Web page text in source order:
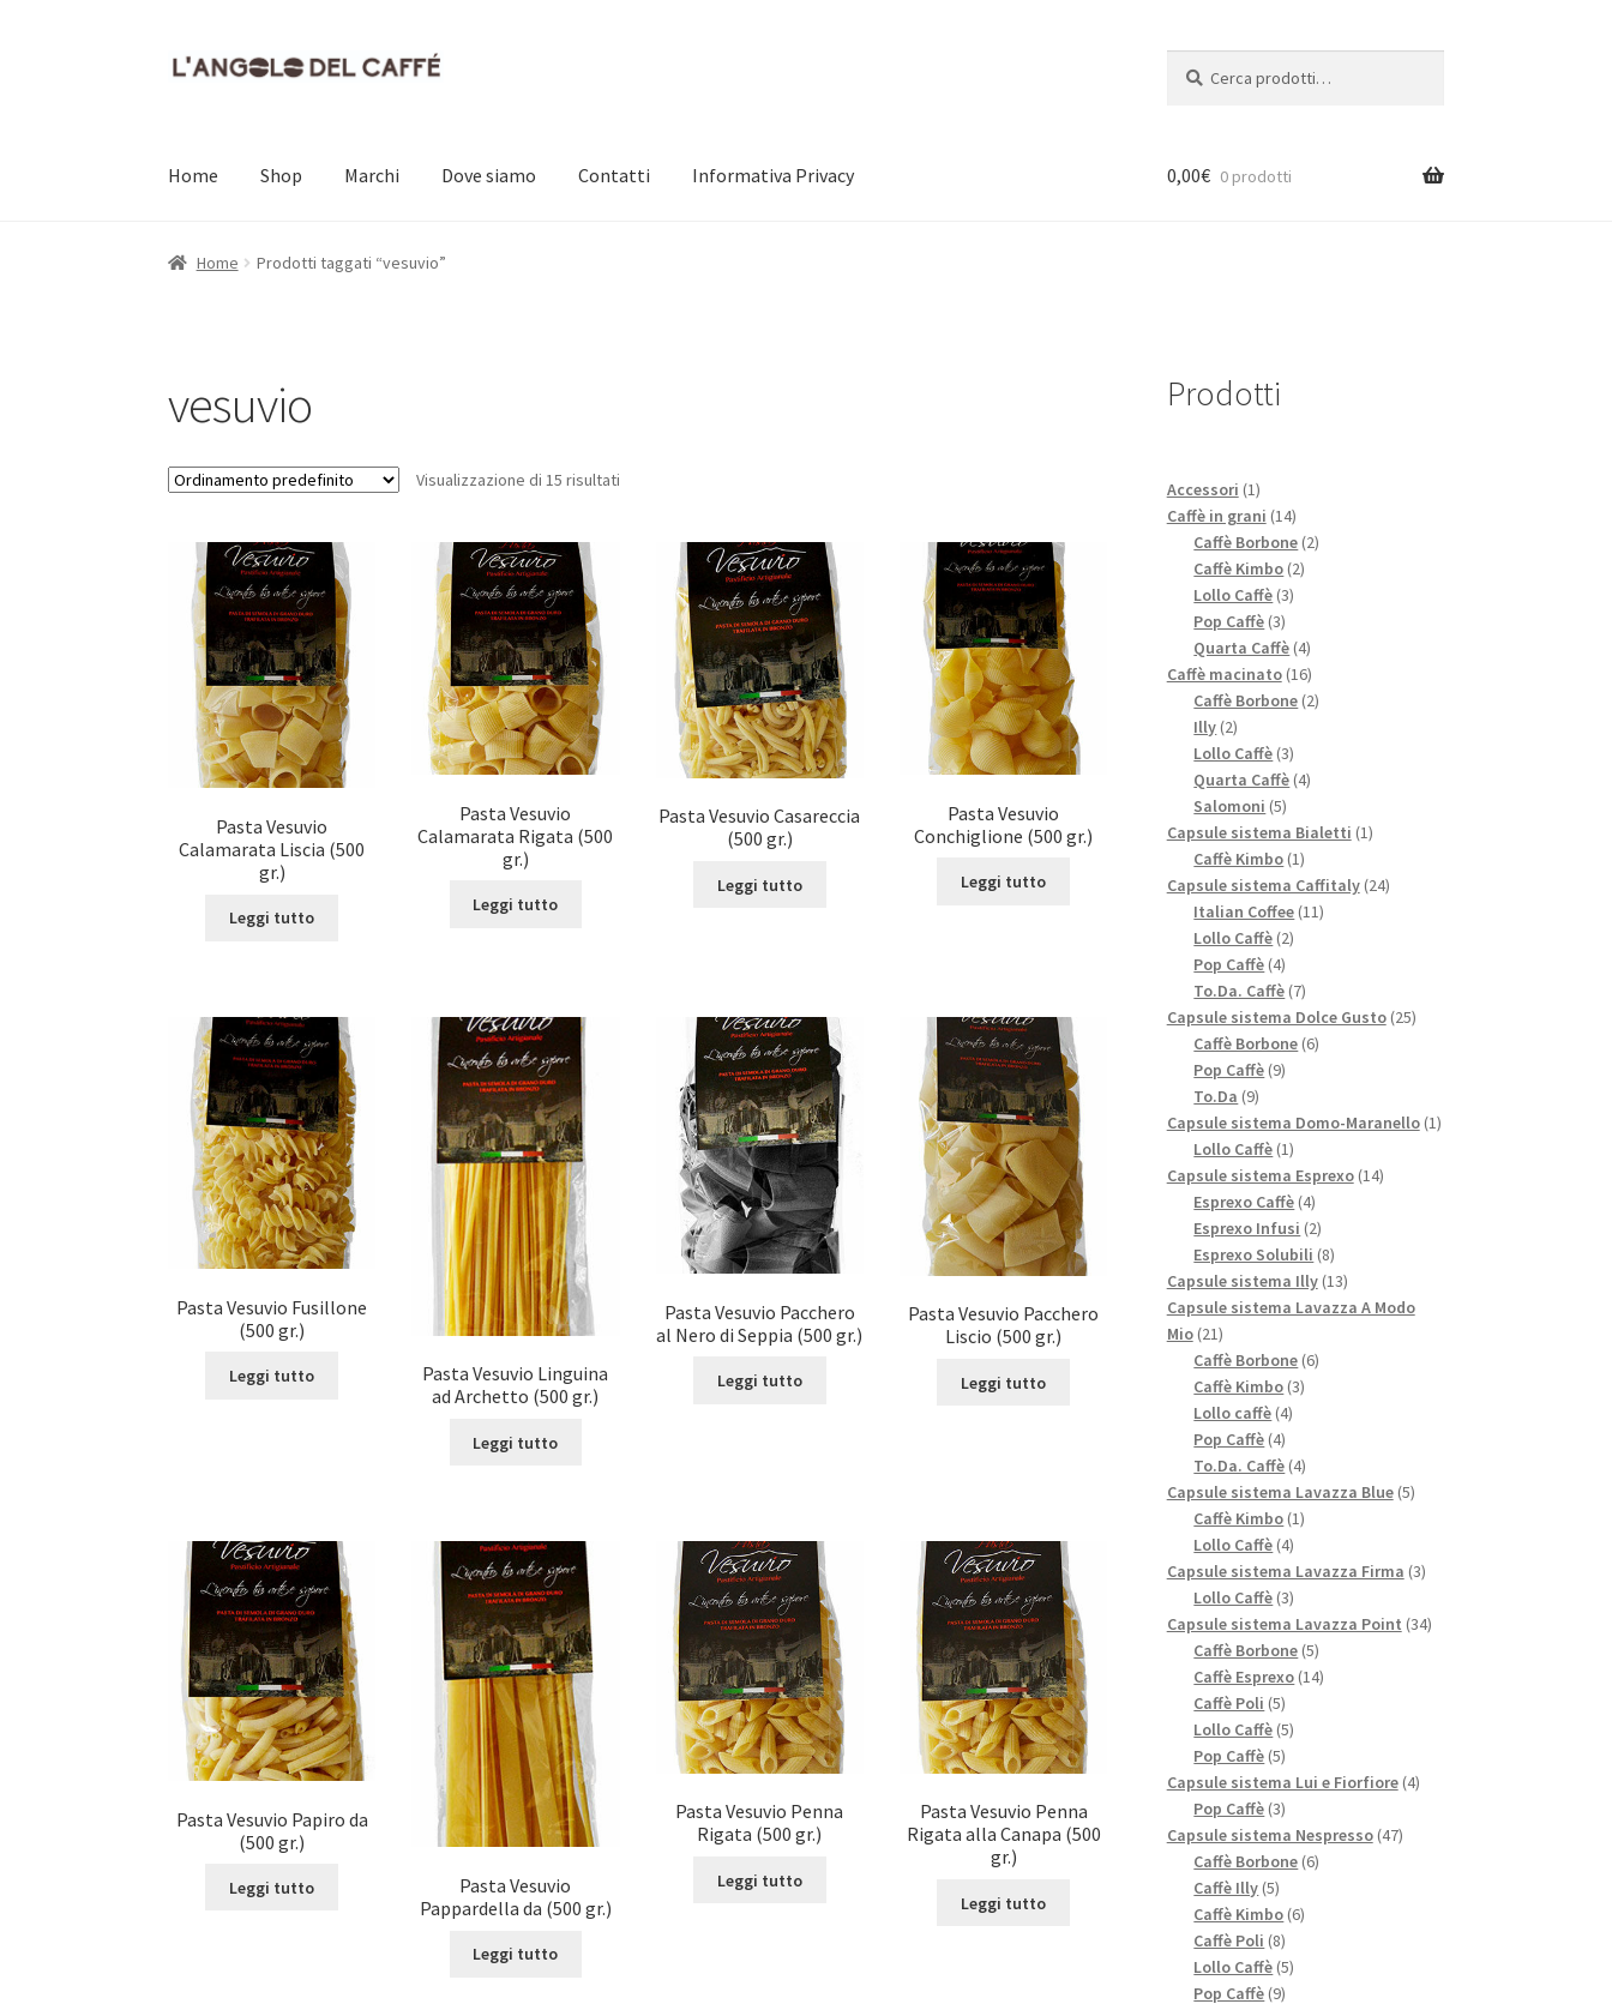
Vai
Vai
Home Shop Marchi Dove siamo Contatti Informativa Privacy
Home Carrello Cassa Contatti Dove siamo
0,00€ 0 prodotti
Home Prodotti taggati “vesuvio”
vesuvio
Visualizzazione di 15 risultati
Pasta Vesuvio
Calamarata Liscia (500
gr.)
Leggi tutto
Pasta Vesuvio
Calamarata Rigata (500
gr.)
Leggi tutto
Pasta Vesuvio Casareccia
(500 gr.)
Leggi tutto
Pasta Vesuvio
Conchiglione (500 gr.)
Leggi tutto
Pasta Vesuvio Fusillone
(500 gr.)
Leggi tutto
Pasta Vesuvio Linguina
ad Archetto (500 gr.)
Leggi tutto
Pasta Vesuvio Pacchero
al Nero di Seppia (500 gr.)
Leggi tutto
Pasta Vesuvio Pacchero
Liscio (500 gr.)
Leggi tutto
Pasta Vesuvio Papiro da
(500 gr.)
Leggi tutto
Pasta Vesuvio
Pappardella da (500 gr.)
Leggi tutto
Pasta Vesuvio Penna
Rigata (500 gr.)
Leggi tutto
Pasta Vesuvio Penna
Rigata alla Canapa (500
gr.)
Leggi tutto
Prodotti
Accessori 11
prodotto
Caffè in grani 1414
prodotti
Caffè Borbone 22
Caffè Kimbo 22
Lollo Caffè 33
Pop Caffè 33
prodotti
Quarta Caffè 44
prodotti
Caffè macinato 1616
prodotti
Caffè Borbone 22
Illy 22
prodotti
Lollo Caffè 33
prodotti
Quarta Caffè 44
Salomoni 55
prodotti
Capsule sistema Bialetti 11
Caffè Kimbo 11
prodotto
Capsule sistema Caffitaly 2424
Italian Coffee 1111
Lollo Caffè 22
Pop Caffè 44
prodotti
To.Da. Caffè 77
prodotti
Capsule sistema Dolce Gusto 2525
Caffè Borbone 66
Pop Caffè 99
To.Da 99
prodotti
Capsule sistema Domo-Maranello 11
Lollo Caffè 11
prodotto
Capsule sistema Esprexo 1414
Esprexo Caffè 44
prodotti
Esprexo Infusi 22
prodotti
Esprexo Solubili 88
prodotti
Capsule sistema Illy 1313
prodotti
Capsule sistema Lavazza A Modo
Mio 2121
prodotti
Caffè Borbone 66
Caffè Kimbo 33
Lollo caffè 44
Pop Caffè 44
prodotti
To.Da. Caffè 44
prodotti
Capsule sistema Lavazza Blue 55
Caffè Kimbo 11
Lollo Caffè 44
prodotti
Capsule sistema Lavazza Firma 33
Lollo Caffè 33
prodotti
Capsule sistema Lavazza Point 3434
Caffè Borbone 55
prodotti
Caffè Esprexo 1414
Caffè Poli 55
prodotti
Lollo Caffè 55
Pop Caffè 55
prodotti
Capsule sistema Lui e Fiorfiore 44
Pop Caffè 33
prodotti
Capsule sistema Nespresso 4747
Caffè Borbone 66
Caffè Illy 55
prodotti
Caffè Kimbo 66
Caffè Poli 88
prodotti
Lollo Caffè 55
Pop Caffè 99